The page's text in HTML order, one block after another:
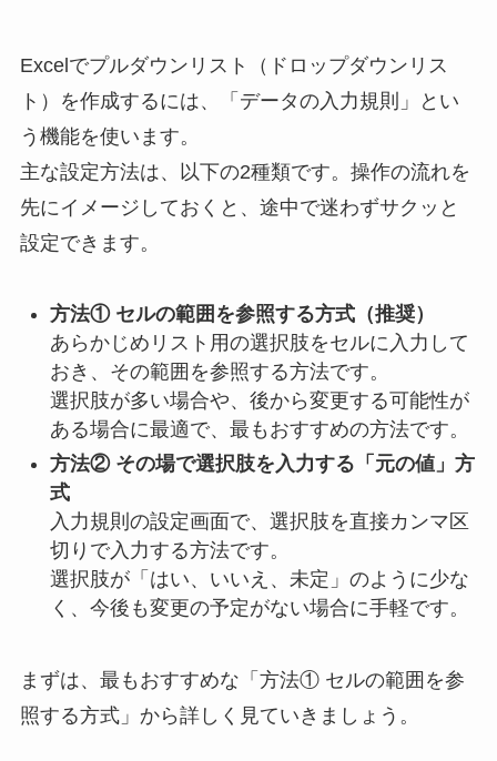
Excelでプルダウンリスト（ドロップダウンリス
ト）を作成するには、「データの入力規則」とい
う機能を使います。
主な設定方法は、以下の2種類です。操作の流れを
先にイメージしておくと、途中で迷わずサクッと
設定できます。
方法① セルの範囲を参照する方式（推奨）
あらかじめリスト用の選択肢をセルに入力して
おき、その範囲を参照する方法です。
選択肢が多い場合や、後から変更する可能性が
ある場合に最適で、最もおすすめの方法です。
方法② その場で選択肢を入力する「元の値」方
式
入力規則の設定画面で、選択肢を直接カンマ区
切りで入力する方法です。
選択肢が「はい、いいえ、未定」のように少な
く、今後も変更の予定がない場合に手軽です。
まずは、最もおすすめな「方法① セルの範囲を参
照する方式」から詳しく見ていきましょう。